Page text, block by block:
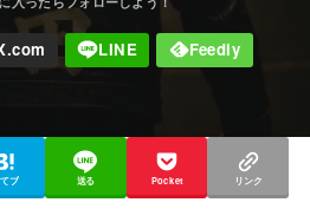
ブ 送る Pocket リンク